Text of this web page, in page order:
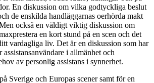
En diskussion om vilka godtyckliga beslut
de enskilda handläggarnas oerhörda makt
också en väldigt viktig diskussion om
en kort stund på en scen och det
vardagliga liv. Det är en diskussion som har
i allmänhet och
av personlig assistans i synnerhet.
Sverige och Europas scener samt för en